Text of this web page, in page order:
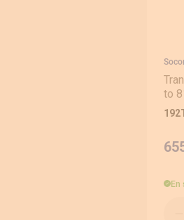
to
En